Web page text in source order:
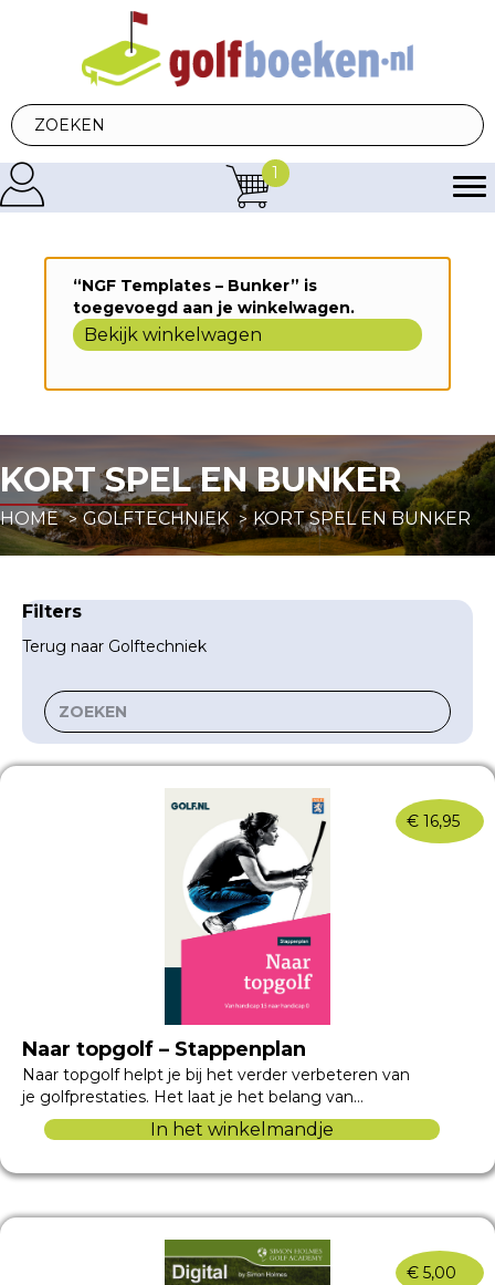
1
“NGF Templates – Bunker” is
toegevoegd aan je winkelwagen.
Bekijk winkelwagen
KORT SPEL EN BUNKER
HOME GOLFTECHNIEK KORT SPEL EN BUNKER
Filters
Terug naar Golftechniek
€ 16,95
Naar topgolf – Stappenplan
Naar topgolf helpt je bij het verder verbeteren van
je golfprestaties. Het laat je het belang van…
In het winkelmandje
€ 5,00